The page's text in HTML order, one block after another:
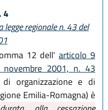
4
legge regionale n. 43 del
12 dell'articolo 9
2001, n. 43
organizzazione e di
Emilia-Romagna) è